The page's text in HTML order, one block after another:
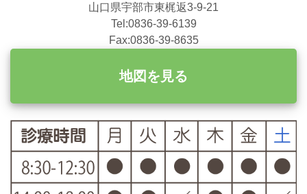
山口県宇部市東梶返3-9-21
Tel:0836-39-6139
Fax:0836-39-8635
地図を見る